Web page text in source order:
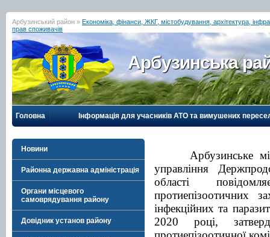
Арбузинський район » Економіка, фінанси, ЖКГ, містобудування, архітектура,
прав споживачів
Арбузинська
Головна Інформація для учасників АТО та вимушених
Новини
Районна державна адміністрація
Органи місцевого
самоврядування району
Довідник установ району
Арбузинське
управління
області
протиепізоотичних
інфекційних та
2020 році,